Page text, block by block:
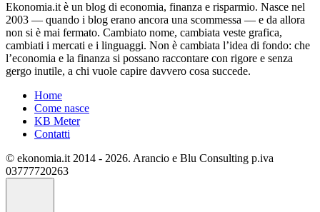
Ekonomia.it è un blog di economia, finanza e risparmio. Nasce nel
2003 — quando i blog erano ancora una scommessa — e da allora
non si è mai fermato. Cambiato nome, cambiata veste grafica,
cambiati i mercati e i linguaggi. Non è cambiata l’idea di fondo: che
l’economia e la finanza si possano raccontare con rigore e senza
gergo inutile, a chi vuole capire davvero cosa succede.
Home
Come nasce
KB Meter
Contatti
© ekonomia.it 2014 - 2026. Arancio e Blu Consulting p.iva
03777720263